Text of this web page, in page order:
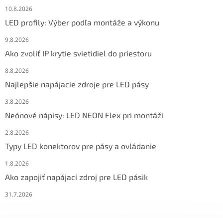
10.8.2026
LED profily: Výber podľa montáže a výkonu
9.8.2026
Ako zvoliť IP krytie svietidiel do priestoru
8.8.2026
Najlepšie napájacie zdroje pre LED pásy
3.8.2026
Neónové nápisy: LED NEON Flex pri montáži
2.8.2026
Typy LED konektorov pre pásy a ovládanie
1.8.2026
Ako zapojiť napájací zdroj pre LED pásik
31.7.2026